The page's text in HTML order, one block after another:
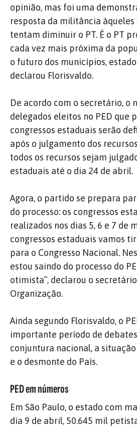
opinião, mas foi uma
resposta da militância àqueles
tentam diminuir o PT. É o PT
cada vez mais próxima da
o futuro dos municípios,
declarou Florisvaldo.
De acordo com o secretário, o
delegados eleitos no PED que
congressos estaduais serão
após o julgamento dos
todos os recursos sejam
estaduais até o dia 24 de abril.
Agora, o partido se prepara
do processo: os congressos
realizados nos dias 5, 6 e 7 de
congressos estaduais vamos
para o Congresso Nacional.
estou saindo do processo do
otimista”, declarou o
Organização.
Ainda segundo Florisvaldo, o
importante período de
conjuntura nacional, a
e o desmonte do País.
PED em números
Em São Paulo, o estado com
dia 9 de abril, 50.645 mil